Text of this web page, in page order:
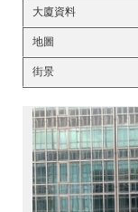
大廈資料
地圖
街景